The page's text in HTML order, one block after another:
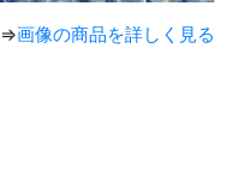
⇒画像の商品を詳しく見る